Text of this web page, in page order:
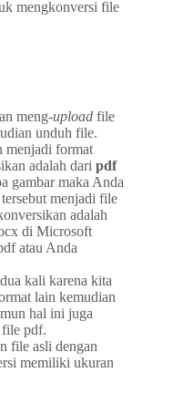
mengkonversi file
meng-upload file
unduh file.
menjadi format
adalah dari pdf
gambar maka Anda
menjadi file
adalah
di Microsoft
atau Anda
kali karena kita
lain kemudian
hal ini juga
pdf.
file asli dengan
memiliki ukuran